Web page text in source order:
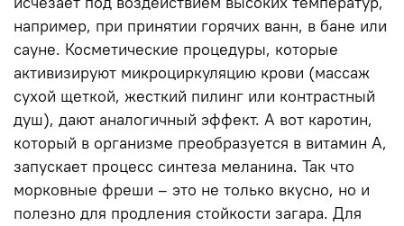
например, при принятии горячих ванн, в бане или
сауне. Косметические процедуры, которые
активизируют микроциркуляцию крови (массаж
сухой щеткой, жесткий пилинг или контрастный
душ), дают аналогичный эффект. А вот каротин,
который в организме преобразуется в витамин А,
запускает процесс синтеза меланина. Так что
морковные фреши – это не только вкусно, но и
полезно для продления стойкости загара. Для